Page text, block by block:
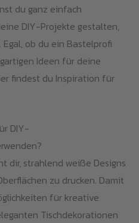
du ganz einfach
DIY-Projekte gestalten,
ob du ein Bastelprofi
Ideen für deine
findest du Inspiration für
DIY-
dir, strahlend weiße Designs
zu drucken. Damit
für kreative
Tischdekorationen